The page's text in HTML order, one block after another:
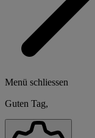
Menü schliessen
Guten Tag,